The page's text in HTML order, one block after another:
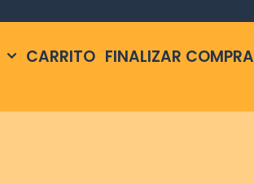
CARRITO FINALIZAR COMPRA